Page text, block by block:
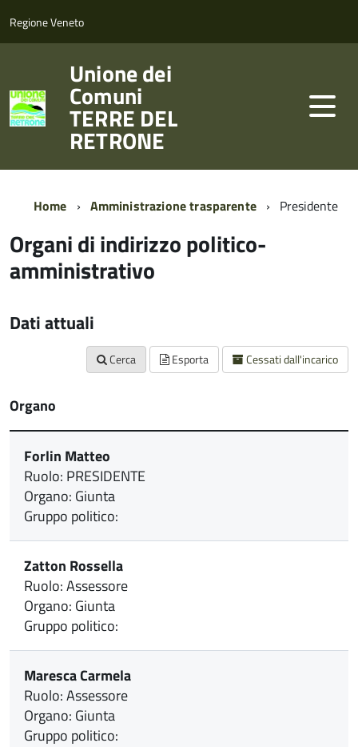
Regione Veneto
Unione dei
Comuni
TERRE DEL
RETRONE
Home Amministrazione trasparente Presidente
Organi di indirizzo politico-
amministrativo
Dati attuali
Cerca Esporta Cessati dall'incarico
Organo
Forlin Matteo
Ruolo: PRESIDENTE
Organo: Giunta
Gruppo politico:
Zatton Rossella
Ruolo: Assessore
Organo: Giunta
Gruppo politico:
Maresca Carmela
Ruolo: Assessore
Organo: Giunta
Gruppo politico: